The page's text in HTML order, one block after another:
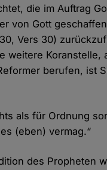
die im Auftrag
von Gott
Vers 30)
weitere Koranstelle,
berufen, ist
als für Ordnung
(eben) vermag.“
des Propheten